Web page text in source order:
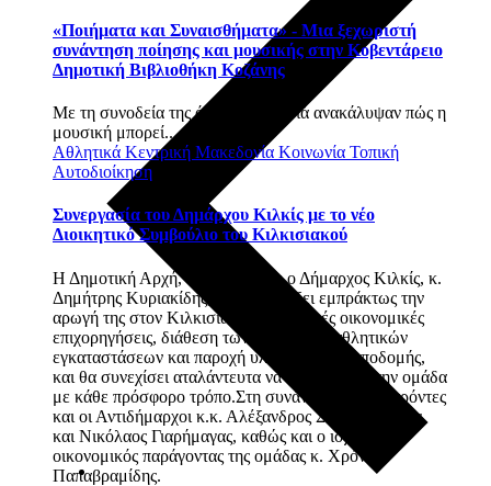
«Ποιήματα και Συναισθήματα» - Μια ξεχωριστή
συνάντηση ποίησης και μουσικής στην Κοβεντάρειο
Δημοτική Βιβλιοθήκη Κοζάνης
Με τη συνοδεία της άρπας, τα παιδιά ανακάλυψαν πώς η
μουσική μπορεί...
Αθλητικά Κεντρική Μακεδονία Κοινωνία Τοπική
Αυτοδιοίκηση
Συνεργασία του Δημάρχου Κιλκίς με το νέο
Διοικητικό Συμβούλιο του Κιλκισιακού
Η Δημοτική Αρχή, όπως δήλωσε ο Δήμαρχος Κιλκίς, κ.
Δημήτρης Κυριακίδης, έχει αποδείξει εμπράκτως την
αρωγή της στον Κιλκισιακό, με τακτικές οικονομικές
επιχορηγήσεις, διάθεση των δημοτικών αθλητικών
εγκαταστάσεων και παροχή υλικοτεχνικής υποδομής,
και θα συνεχίσει αταλάντευτα να υποστηρίζει την ομάδα
με κάθε πρόσφορο τρόπο.Στη συνάντηση ήταν παρόντες
και οι Αντιδήμαρχοι κ.κ. Αλέξανδρος Σημαιοφορίδης
και Νικόλαος Γιαρήμαγας, καθώς και ο ισχυρός
οικονομικός παράγοντας της ομάδας κ. Χρόνης
Παπαβραμίδης.